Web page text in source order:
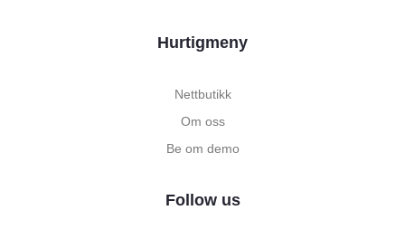
Hurtigmeny
Nettbutikk
Om oss
Be om demo
Follow us